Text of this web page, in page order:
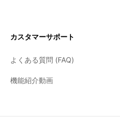
カスタマーサポート
よくある質問 (FAQ)
機能紹介動画
한국어
Português